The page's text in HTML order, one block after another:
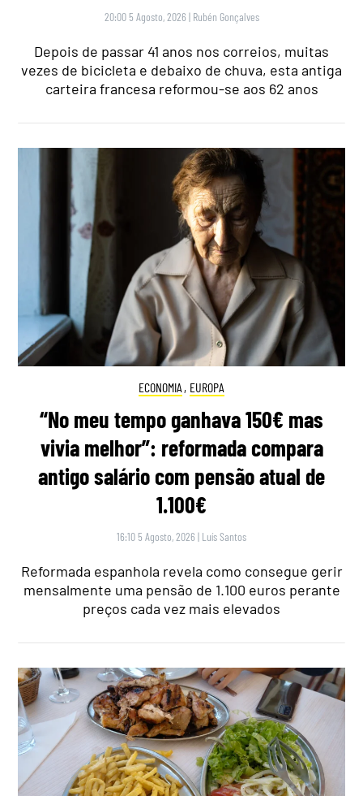
20:00 5 Agosto, 2026 | Rubén Gonçalves
Depois de passar 41 anos nos correios, muitas
vezes de bicicleta e debaixo de chuva, esta antiga
carteira francesa reformou-se aos 62 anos
ECONOMIA , EUROPA
“No meu tempo ganhava 150€ mas
vivia melhor”: reformada compara
antigo salário com pensão atual de
1.100€
16:10 5 Agosto, 2026 | Luís Santos
Reformada espanhola revela como consegue gerir
mensalmente uma pensão de 1.100 euros perante
preços cada vez mais elevados